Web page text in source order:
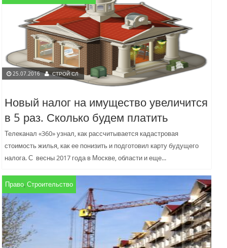
25.07.2016 СТРОЙ СЛ
Новый налог на имущество увеличится
в 5 раз. Сколько будем платить
Телеканал «360» узнал, как рассчитывается кадастровая
стоимость жилья, как ее понизить и подготовил карту будущего
налога. С весны 2017 года в Москве, области и еще...
Право,Строительство